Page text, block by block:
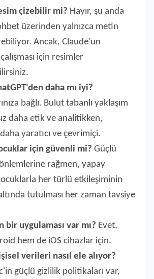
çizebilir mi? Hayır, şu anda
üzerinden yalnızca metin
Ancak, Claude'un
için resimler
daha mı iyi?
bağlı. Bulut tabanlı yaklaşım
daha etik ve analitikken,
yaratıcı ve çevrimiçi.
için güvenli mi? Güçlü
rağmen, yapay
her türlü etkileşiminin
tutulması her zaman tavsiye
bir uygulaması var mı? Evet,
hem de iOS cihazlar için.
verileri nasıl ele alıyor?
güçlü gizlilik politikaları var,